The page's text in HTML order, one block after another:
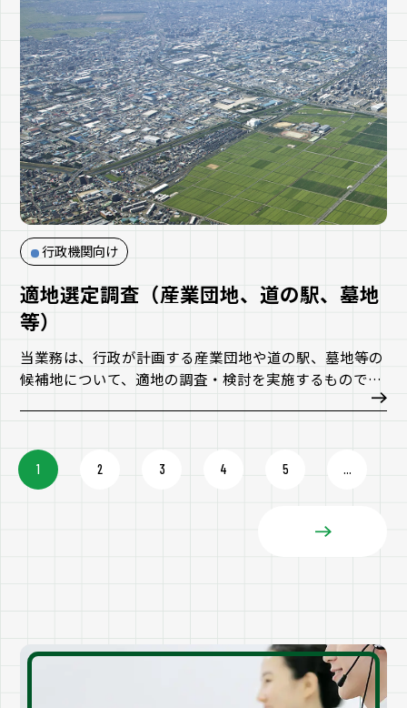
行政機関向け
適地選定調査（産業団地、道の駅、墓地
等）
当業務は、行政が計画する産業団地や道の駅、墓地等の
候補地について、適地の調査・検討を実施するもので
す。検討段階においては、地域情勢や自然条件、交通条
1 2 3 4 5 ...